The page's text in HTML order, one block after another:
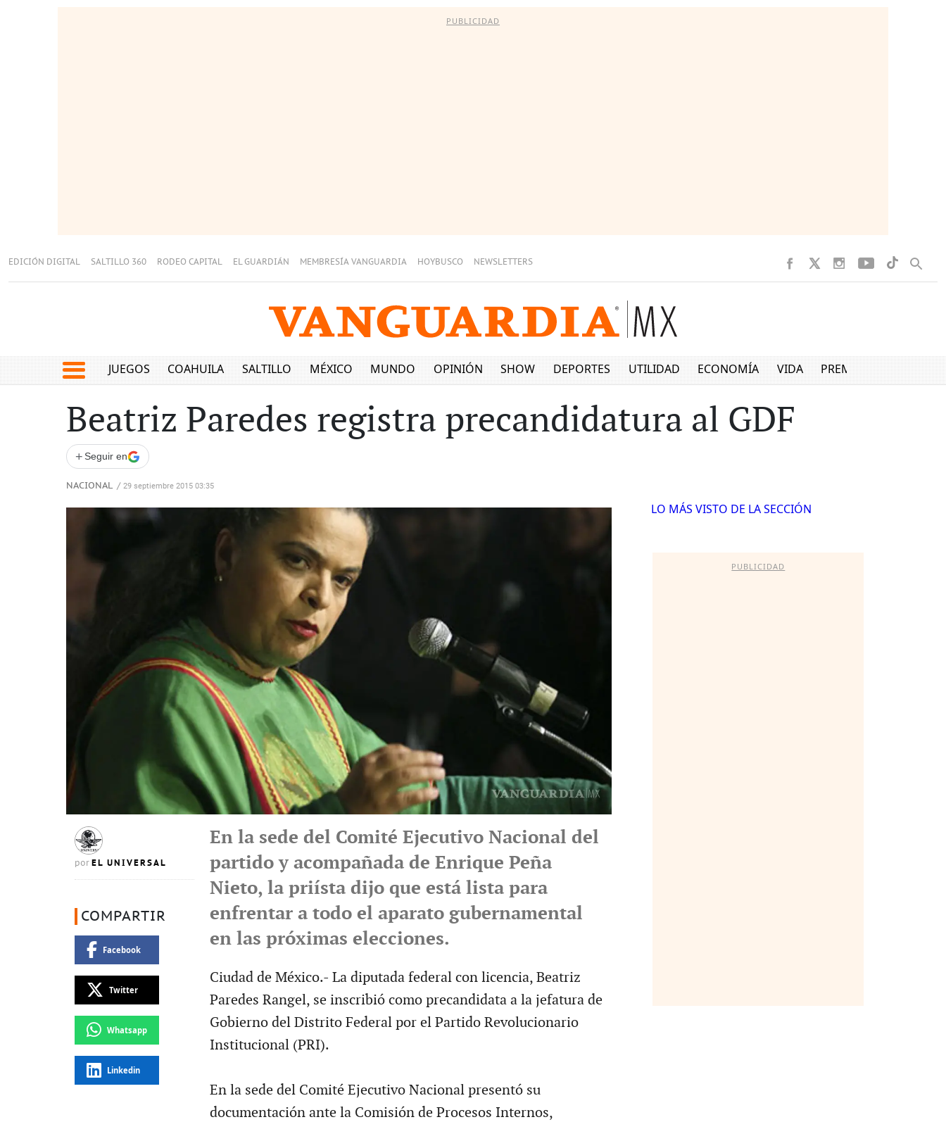
PUBLICIDAD
EDICIÓN DIGITAL SALTILLO 360 RODEO CAPITAL EL GUARDIÁN MEMBRESÍA VANGUARDIA HOYBUSCO NEWSLETTERS
JUEGOS COAHUILA SALTILLO MÉXICO MUNDO OPINIÓN SHOW DEPORTES UTILIDAD ECONOMÍA VIDA PREMIUM
Beatriz Paredes registra precandidatura al GDF
+ Seguir en
NACIONAL / 29 septiembre 2015 03:35
por EL UNIVERSAL
COMPARTIR
Facebook
Twitter
Whatsapp
Linkedin
En la sede del Comité Ejecutivo Nacional del
partido y acompañada de Enrique Peña
Nieto, la priísta dijo que está lista para
enfrentar a todo el aparato gubernamental
en las próximas elecciones.
Ciudad de México.- La diputada federal con licencia, Beatriz
Paredes Rangel, se inscribió como precandidata a la jefatura de
Gobierno del Distrito Federal por el Partido Revolucionario
Institucional (PRI).
En la sede del Comité Ejecutivo Nacional presentó su
documentación ante la Comisión de Procesos Internos,
LO MÁS VISTO DE LA SECCIÓN
PUBLICIDAD